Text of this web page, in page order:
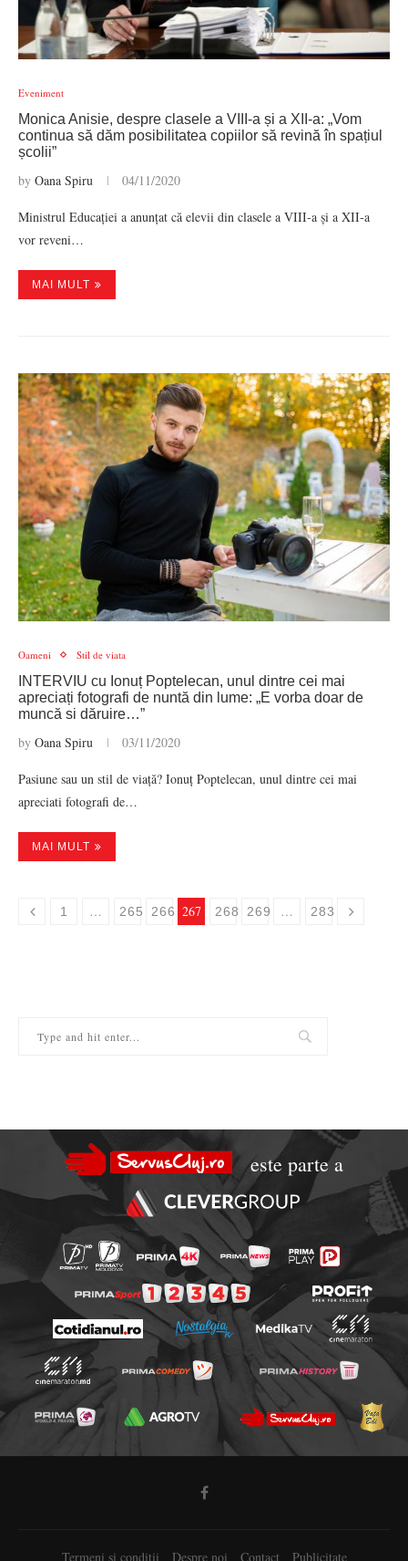
Eveniment
Monica Anisie, despre clasele a VIII-a și a XII-a: „Vom
continua să dăm posibilitatea copiilor să revină în spațiul
școlii”
by Oana Spiru 04/11/2020
Ministrul Educației a anunțat că elevii din clasele a VIII-a și a XII-a
vor reveni…
MAI MULT
Oameni Stil de viata
INTERVIU cu Ionuț Poptelecan, unul dintre cei mai
apreciați fotografi de nuntă din lume: „E vorba doar de
muncă si dăruire…”
by Oana Spiru 03/11/2020
Pasiune sau un stil de viață? Ionuț Poptelecan, unul dintre cei mai
apreciati fotografi de…
MAI MULT
1 … 265 266 267 268 269 … 283
este parte a
Termeni si conditii Despre noi Contact Publicitate